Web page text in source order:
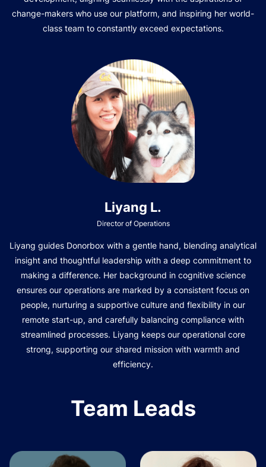
change-makers who use our platform, and inspiring her world-
class team to constantly exceed expectations.
Liyang L.
Director of Operations
Liyang guides Donorbox with a gentle hand, blending analytical
insight and thoughtful leadership with a deep commitment to
making a difference. Her background in cognitive science
ensures our operations are marked by a consistent focus on
people, nurturing a supportive culture and flexibility in our
remote start-up, and carefully balancing compliance with
streamlined processes. Liyang keeps our operational core
strong, supporting our shared mission with warmth and
efficiency.
Team Leads